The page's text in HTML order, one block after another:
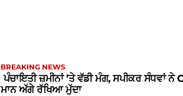
BREAKING NEWS
ਪੰਚਾਇਤੀ ਜ਼ਮੀਨਾਂ ’ਤੇ ਵੱਡੀ ਮੰਗ, ਸਪੀਕਰ ਸੰਧਵਾਂ ਨੇ
ਮਾਨ ਅੱਗੇ ਰੱਖਿਆ ਮੁੱਦਾ